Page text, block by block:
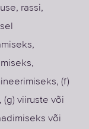
rassi,
(f)
viiruste või
või